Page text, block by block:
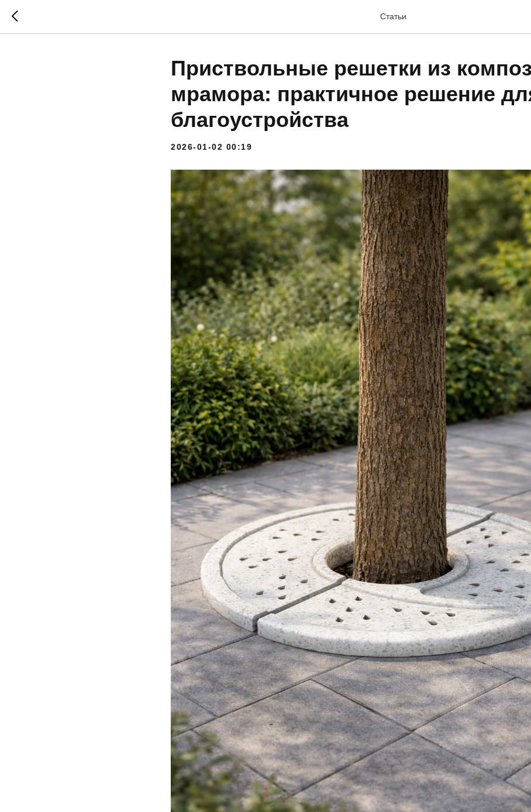
Статьи
Приствольные решетки из
мрамора: практичное решение
благоустройства
2026-01-02 00:19